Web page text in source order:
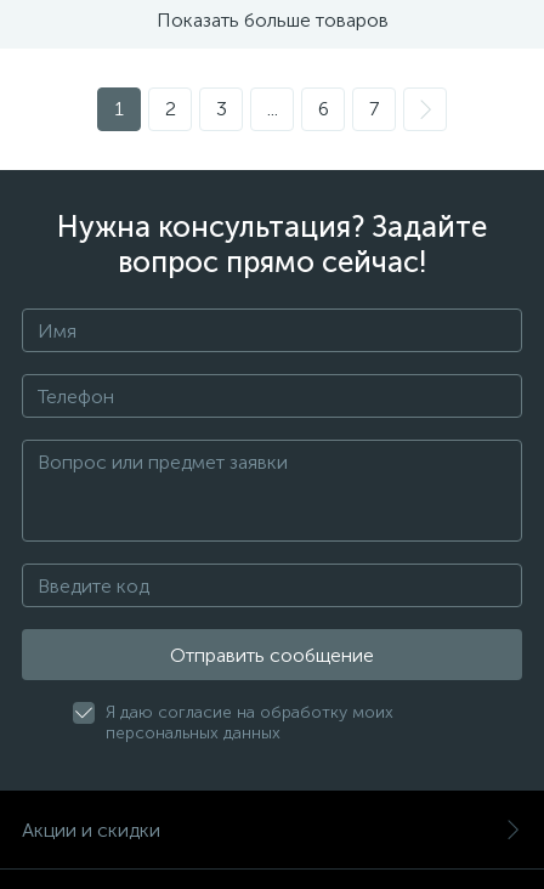
Показать больше товаров
1 2 3 ... 6 7
Нужна консультация? Задайте
вопрос прямо сейчас!
Отправить сообщение
Я даю согласие на обработку моих
персональных данных
Акции и скидки